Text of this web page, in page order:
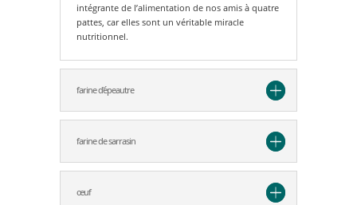
intégrante de l’alimentation de nos amis à quatre
pattes, car elles sont un véritable miracle
nutritionnel.
farine d'épeautre
farine de sarrasin
œuf